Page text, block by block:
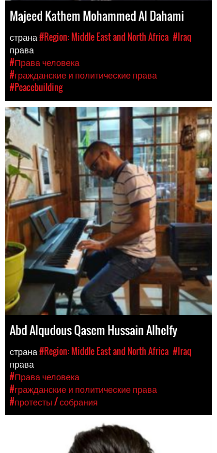
Majeed Kathem Mohammed Al Dahami
страна#Region: Middle East and North Africa #Iraq
права
#Права человека
#гражданские и политические права
#Peacebuilding
Abd Alqudous Qasem Hussain Alhelfy
страна#Region: Middle East and North Africa #Iraq
права
#Права человека
#гражданские и политические права
#протесты / собрания